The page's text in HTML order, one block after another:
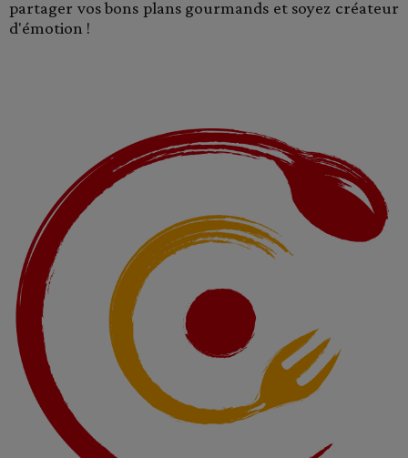
partager vos bons plans gourmands et soyez créateur
d'émotion !